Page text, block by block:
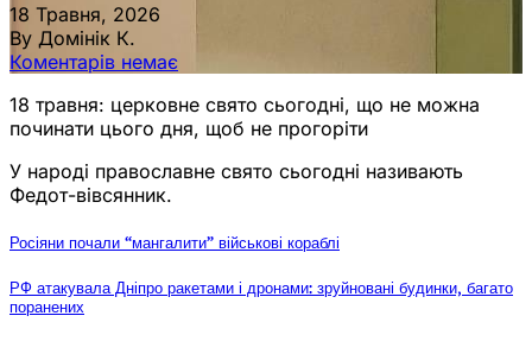
18 Травня, 2026
By Домінік К.
Коментарів немає
18 травня: церковне свято сьогодні, що не можна
починати цього дня, щоб не прогоріти
У народі православне свято сьогодні називають
Федот-вівсянник.
Росіяни почали “мангалити” військові кораблі
РФ атакувала Дніпро ракетами і дронами: зруйновані будинки, багато
поранених